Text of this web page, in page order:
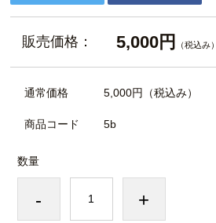
販売価格： 5,000円 （税込み）
通常価格 5,000円 （税込み）
商品コード 5b
数量
- +